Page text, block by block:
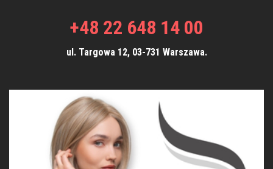
+48 22 648 14 00
ul. Targowa 12, 03-731 Warszawa.